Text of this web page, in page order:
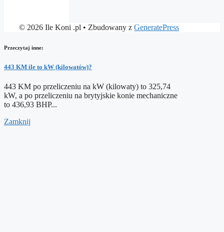
© 2026 Ile Koni .pl • Zbudowany z GeneratePress
Przeczytaj inne:
443 KM ile to kW (kilowatów)?
443 KM po przeliczeniu na kW (kilowaty) to 325,74
kW, a po przeliczeniu na brytyjskie konie mechaniczne
to 436,93 BHP...
Zamknij